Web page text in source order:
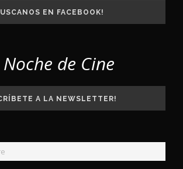
EN FACEBOOK!
Noche de Cine
A LA NEWSLETTER!